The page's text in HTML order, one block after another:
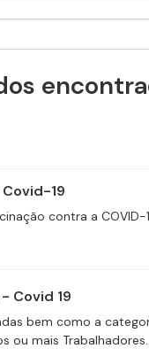
19
contra a COVID-
Covid 19
bem como a
ou mais